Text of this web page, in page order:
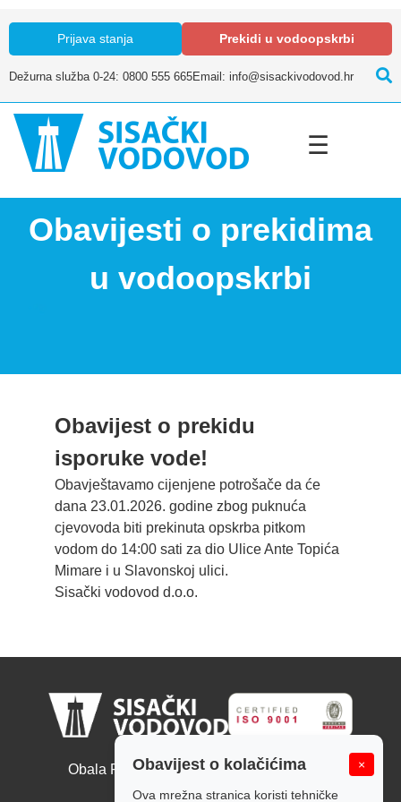
Prijava stanja Prekidi u vodoopskrbi
Dežurna služba 0-24: 0800 555 665Email: info@sisackivodovod.hr
☰
Obavijest o kolačićima ×
Ova mrežna stranica koristi tehničke
Obavijesti o prekidima
u vodoopskrbi
Obavijest o prekidu
isporuke vode!
Obavještavamo cijenjene potrošače da će
dana 23.01.2026. godine zbog puknuća
cjevovoda biti prekinuta opskrba pitkom
vodom do 14:00 sati za dio Ulice Ante Topića
Mimare i u Slavonskoj ulici.
Sisački vodovod d.o.o.
Obala Ruđera Boškovića 10, 44000 Sisak
Tel: +385 44 526 166